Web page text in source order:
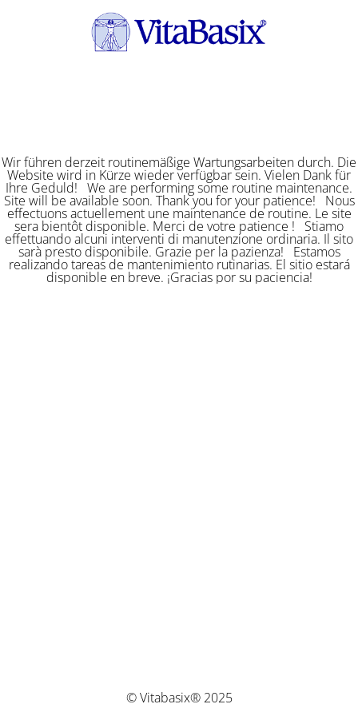
Wir führen derzeit routinemäßige Wartungsarbeiten durch. Die
Website wird in Kürze wieder verfügbar sein. Vielen Dank für
Ihre Geduld! We are performing some routine maintenance.
Site will be available soon. Thank you for your patience! Nous
effectuons actuellement une maintenance de routine. Le site
sera bientôt disponible. Merci de votre patience ! Stiamo
effettuando alcuni interventi di manutenzione ordinaria. Il sito
sarà presto disponibile. Grazie per la pazienza! Estamos
realizando tareas de mantenimiento rutinarias. El sitio estará
disponible en breve. ¡Gracias por su paciencia!
© Vitabasix® 2025